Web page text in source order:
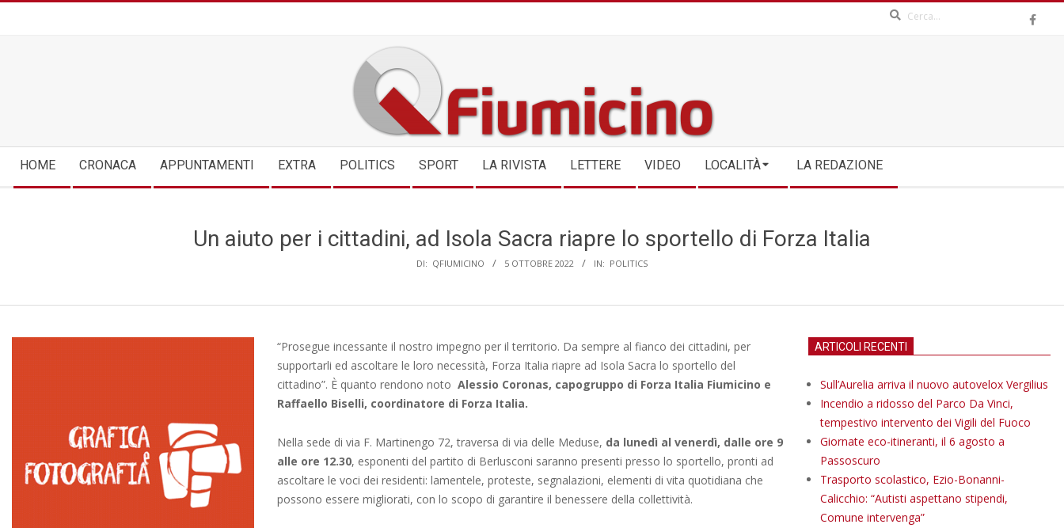
QFIUMICINO.COM
Navigation
Menu
HOME CRONACA APPUNTAMENTI EXTRA POLITICS SPORT LA RIVISTA LETTERE VIDEO LOCALITÀ LA REDAZIONE
Un aiuto per i cittadini, ad Isola Sacra riapre lo sportello di Forza Italia
DI: QFIUMICINO 5 OTTOBRE 2022 IN: POLITICS
“Prosegue incessante il nostro impegno per il territorio. Da sempre al fianco dei cittadini, per
supportarli ed ascoltare le loro necessità, Forza Italia riapre ad Isola Sacra lo sportello del
cittadino”. È quanto rendono noto Alessio Coronas, capogruppo di Forza Italia Fiumicino e
Raffaello Biselli, coordinatore di Forza Italia.
Nella sede di via F. Martinengo 72, traversa di via delle Meduse, da lunedì al venerdì, dalle ore 9
alle ore 12.30, esponenti del partito di Berlusconi saranno presenti presso lo sportello, pronti ad
ascoltare le voci dei residenti: lamentele, proteste, segnalazioni, elementi di vita quotidiana che
possono essere migliorati, con lo scopo di garantire il benessere della collettività.
ARTICOLI RECENTI
Sull’Aurelia arriva il nuovo autovelox Vergilius
Incendio a ridosso del Parco Da Vinci,
tempestivo intervento dei Vigili del Fuoco
Giornate eco-itineranti, il 6 agosto a
Passoscuro
Trasporto scolastico, Ezio-Bonanni-
Calicchio: “Autisti aspettano stipendi,
Comune intervenga”